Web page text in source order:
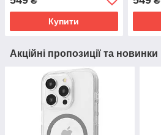
Купити
Акційні пропозиції та новинки